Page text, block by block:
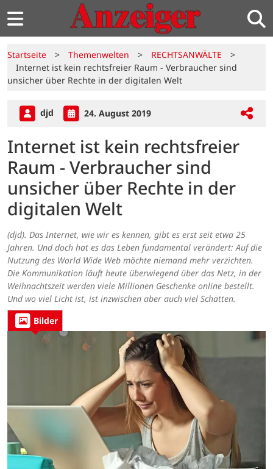
Startseite > Themenwelten > RECHTSANWÄLTE
>
Internet ist kein rechtsfreier Raum - Verbraucher sind
unsicher über Rechte in der digitalen Welt
djd 24. August 2019
Internet ist kein rechtsfreier
Raum - Verbraucher sind
unsicher über Rechte in der
digitalen Welt
(djd). Das Internet, wie wir es kennen, gibt es erst seit etwa 25
Jahren. Und doch hat es das Leben fundamental verändert: Auf die
Nutzung des World Wide Web möchte niemand mehr verzichten.
Die Kommunikation läuft heute überwiegend über das Netz, in der
Weihnachtszeit werden viele Millionen Geschenke online bestellt.
Und wo viel Licht ist, ist inzwischen aber auch viel Schatten.
Bilder